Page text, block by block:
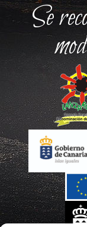
Se